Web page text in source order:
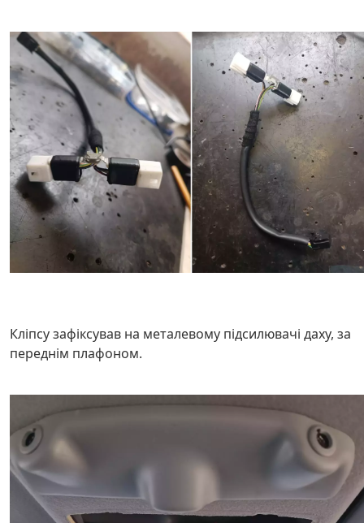
Кліпсу зафіксував на металевому підсилювачі даху, за
переднім плафоном.